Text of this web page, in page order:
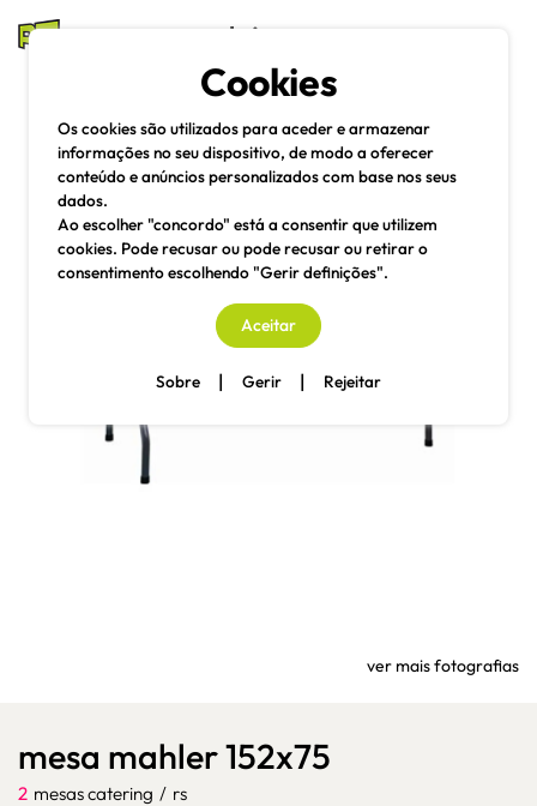
mesas e cadeiras
Pesquisa
ver mais fotografias
mesa mahler 152x75
2 mesas catering / rs
Cookies
Os cookies são utilizados para aceder e armazenar
informações no seu dispositivo, de modo a oferecer
conteúdo e anúncios personalizados com base nos seus
dados.
Ao escolher "concordo" está a consentir que utilizem
cookies. Pode recusar ou pode recusar ou retirar o
consentimento escolhendo "Gerir definições".
Aceitar
Sobre | Gerir | Rejeitar